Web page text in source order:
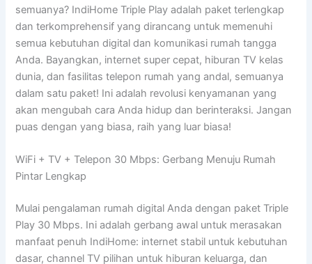
semuanya? IndiHome Triple Play adalah paket terlengkap
dan terkomprehensif yang dirancang untuk memenuhi
semua kebutuhan digital dan komunikasi rumah tangga
Anda. Bayangkan, internet super cepat, hiburan TV kelas
dunia, dan fasilitas telepon rumah yang andal, semuanya
dalam satu paket! Ini adalah revolusi kenyamanan yang
akan mengubah cara Anda hidup dan berinteraksi. Jangan
puas dengan yang biasa, raih yang luar biasa!
WiFi + TV + Telepon 30 Mbps: Gerbang Menuju Rumah
Pintar Lengkap
Mulai pengalaman rumah digital Anda dengan paket Triple
Play 30 Mbps. Ini adalah gerbang awal untuk merasakan
manfaat penuh IndiHome: internet stabil untuk kebutuhan
dasar, channel TV pilihan untuk hiburan keluarga, dan